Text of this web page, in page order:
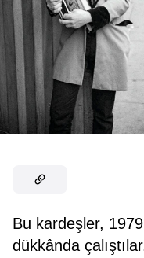
Bu kardeşler,
dükkânda